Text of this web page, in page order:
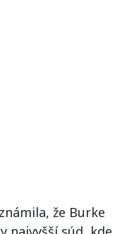
že Burke